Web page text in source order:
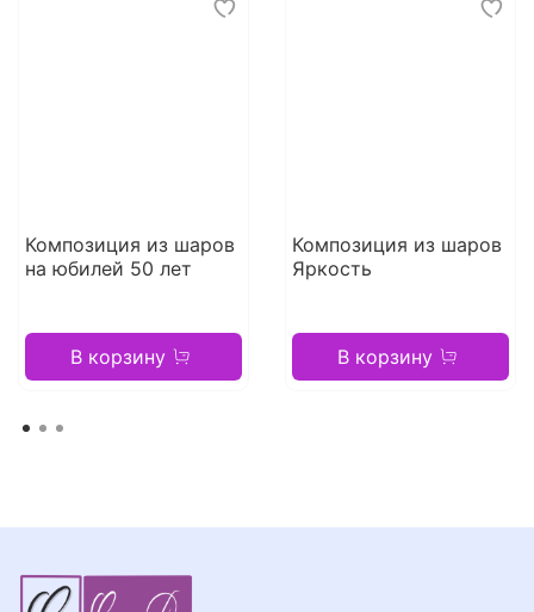
Композиция из шаров
на юбилей 50 лет
В корзину
Композиция из шаров
Яркость
В корзину